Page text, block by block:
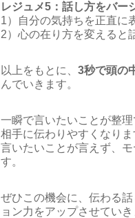
レジュメ5：話し方をバー
1）自分の気持ちを正直に
2）心の在り方を変えると
以上をもとに、 3秒で頭の
んでいきます。
一瞬で言いたいことが整
相手に伝わりやすくなりま
言いたいことが言えず、
す。
ぜひこの機会に、伝わる
ョン力をアップさせていき